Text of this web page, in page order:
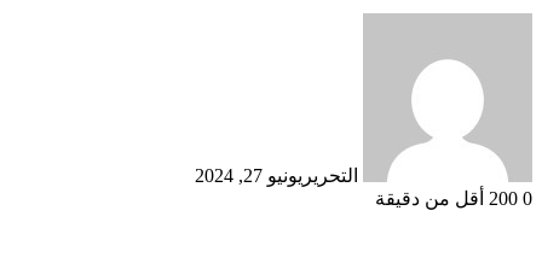
التحرير يونيو 27, 2024
0
أقل من دقيقة